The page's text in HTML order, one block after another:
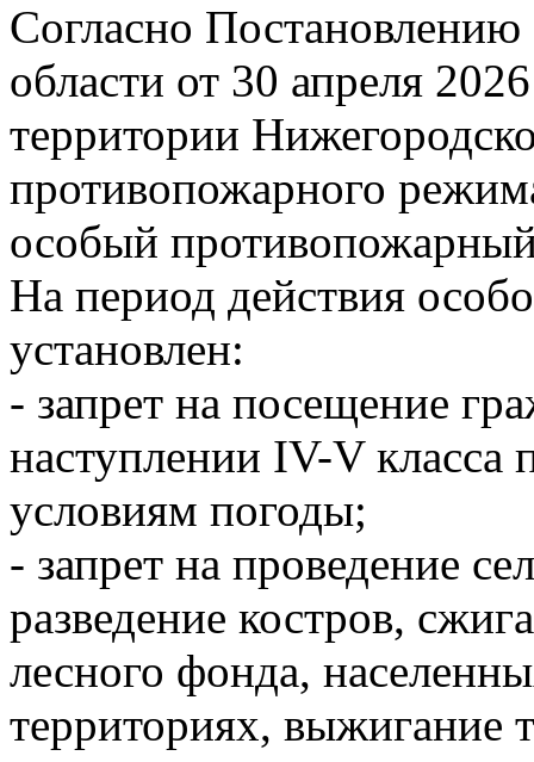
Согласно
области от 30 апреля
территории
противопожарного
особый
На период действия
установлен:
- запрет на посещение
наступлении IV-V класса
условиям погоды;
- запрет на проведение
разведение костров,
лесного фонда,
территориях, выжигание